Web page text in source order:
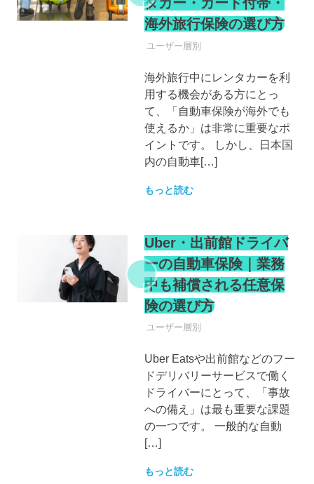
海外旅行保険の選び方
自動車保険
ユーザー層別
海外旅行中にレンタカーを利
用する機会がある方にとっ
て、「自動車保険が海外でも
使えるか」は非常に重要なポ
イントです。 しかし、日本国
内の自動車[…]
もっと読む
Uber・出前館ドライバ
ーの自動車保険｜業務
中も補償される任意保
険の選び方
自動車保険
ユーザー層別
Uber Eatsや出前館などのフー
ドデリバリーサービスで働く
ドライバーにとって、「事故
への備え」は最も重要な課題
の一つです。 一般的な自動
[…]
もっと読む